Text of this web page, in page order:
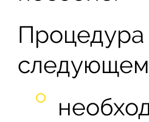
Процедура